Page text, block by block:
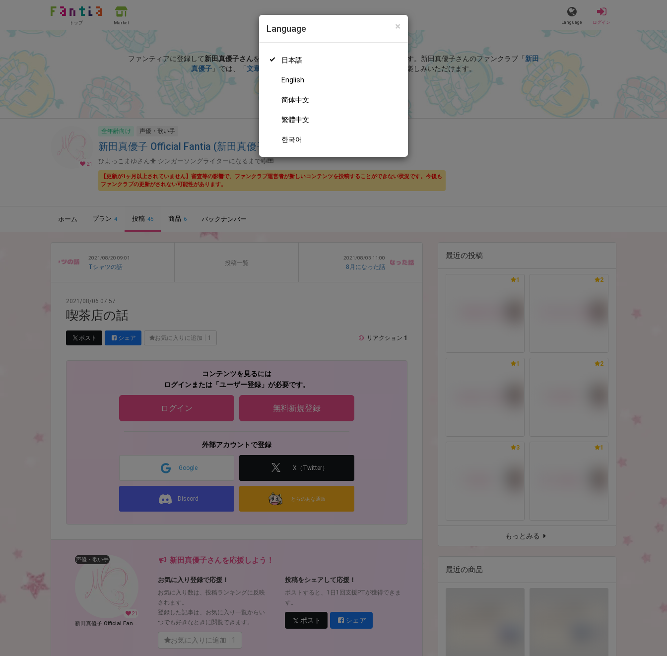
トップ Market Language ログイン
×
Language
日本語
English
简体中文
繁體中文
한국어
新田真優子 Official Fantia (新田真優子)
ファンティアに登録して新田真優子さんを応援しよう！現在 が応援しています。 新田真優子さんのファンクラブ「 新田
真優子 」では、「 文章書く仕事した。 」などの特別なコンテンツをお楽しみいただけます。
21
全年齢向け 声優・歌い手
新田真優子 Official Fantia (新田真優子)
ひよっこまゆさん🐥 シンガーソングライターになるまで🎼🎹
【更新が1ヶ月以上されていません】審査等の影響で、ファンクラブ運営者が新しいコンテンツを投稿することができない状況です。今後も
ファンクラブの更新がされない可能性があります。
ホーム プラン 4 投稿 45 商品 6 バックナンバー
2021/08/20 09:01
Tシャツの話
投稿一覧
2021/08/03 11:00
8月になった話
2021/08/06 07:57
喫茶店の話
ポスト シェア お気に入りに追加 1 リアクション 1
コンテンツを見るには
ログインまたは「ユーザー登録」が必要です。
ログイン 無料新規登録
外部アカウントで登録
Google X（Twitter）
Discord とらのあな通販
21
声優・歌い手
新田真優子 Official Fantia (新田真優子)
新田真優子さんを応援しよう！
お気に入り登録で応援！
お気に入り数は、投稿ランキングに反映
されます。
登録した記事は、お気に入り一覧からい
つでも好きなときに閲覧できます。
お気に入りに追加 1
投稿をシェアして応援！
ポストすると、1日1回支援PTが獲得できま
す。
ポスト シェア
最近の投稿
1 2
1 2
3 1
もっとみる
最近の商品